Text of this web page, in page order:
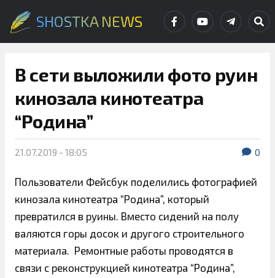
SHOSTKA NEWS
В сети выложили фото руин
кинозала кинотеатра
“Родина”
21.07.2019 - 18:05 0
Пользователи Фейсбук поделились фотографией
кинозала кинотеатра “Родина”, который
превратился в руины. Вместо сидений на полу
валяются горы досок и другого строительного
материала. Ремонтные работы проводятся в
связи с реконструкцией кинотеатра “Родина”,